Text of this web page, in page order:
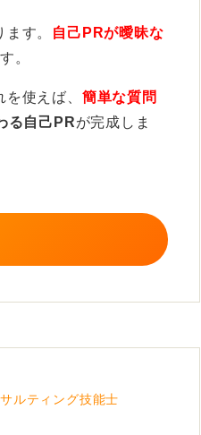
つけて伝える必要があ
かを分析することも必
デザイナー、事務職な
す。あなたが目指すキ
きましょう。
す。
自己PRが曖昧な
。
を使えば、 簡単な質問
る自己PRが完成しま
ルティング技能士